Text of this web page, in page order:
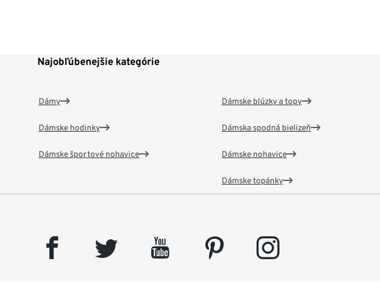
Najobľúbenejšie kategórie
Dámy
Dámske hodinky
Dámske športové nohavice
Dámske blúzky a topy
Dámska spodná bielizeň
Dámske nohavice
Dámske topánky
facebook twitter youtube pinterest instagram